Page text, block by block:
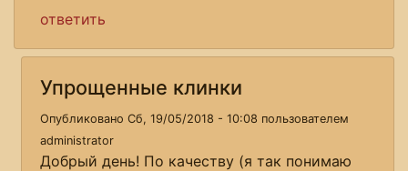
ответить
Упрощенные клинки
Опубликовано Сб, 19/05/2018 - 10:08 пользователем
administrator
Добрый день! По качеству (я так понимаю